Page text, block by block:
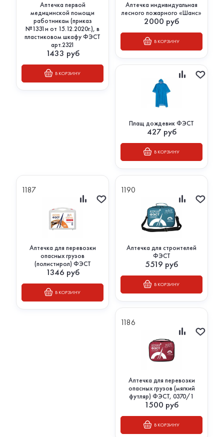
Аптечка первой
медицинской помощи
работникам (приказ
№1331н от 15.12.2020г.), в
пластиковом шкафу ФЭСТ
арт.2321
1433 руб
В КОРЗИНУ
Аптечка индивидуальная
лесного пожарного «Шанс»
2000 руб
В КОРЗИНУ
Плащ дождевик ФЭСТ
427 руб
В КОРЗИНУ
1187
Аптечка для перевозки
опасных грузов
(полистирол) ФЭСТ
1346 руб
В КОРЗИНУ
1190
Аптечка для строителей
ФЭСТ
5519 руб
В КОРЗИНУ
1186
Аптечка для перевозки
опасных грузов (мягкий
футляр) ФЭСТ, 0370/1
1500 руб
В КОРЗИНУ